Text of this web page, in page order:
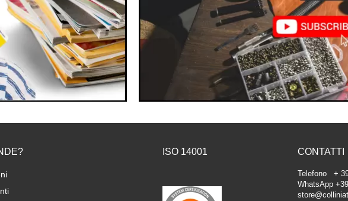
ISO 14001 CONTATTI
Telefono +
WhatsApp